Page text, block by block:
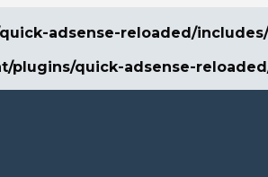
adsense-reloaded/
quick-adsense-